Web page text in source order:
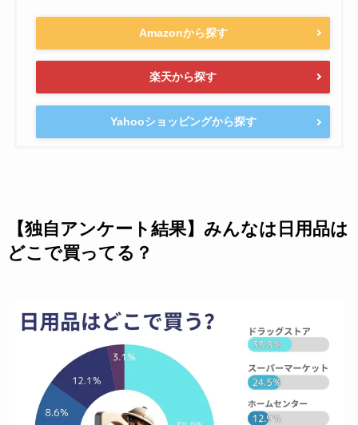
Amazonから探す
楽天から探す
Yahooショッピングから探す
【独自アンケート結果】みんなは日用品は
どこで買ってる？